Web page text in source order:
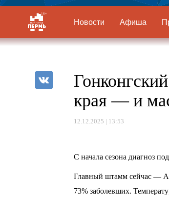
Новости Афиша
края — и
12.12.2025 | 13:53
С начала сезона диагноз
Главный штамм сейчас —
73% заболевших.